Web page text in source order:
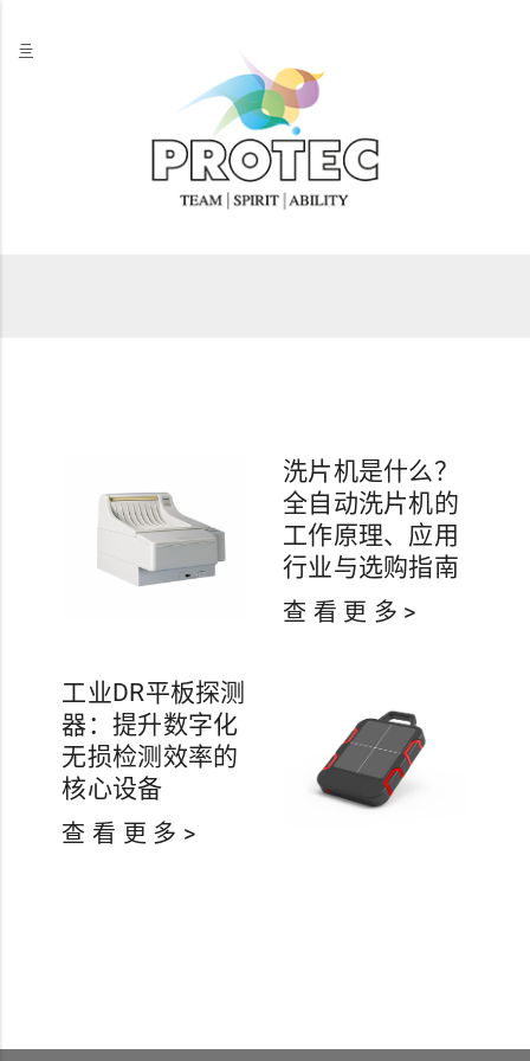
亖
洗片机是什么？
全自动洗片机的
工作原理、应用
行业与选购指南
查 看 更 多 >
工业DR平板探测
器：提升数字化
无损检测效率的
核心设备
查 看 更 多 >